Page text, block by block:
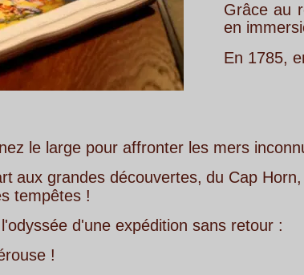
Grâce
réalisme des
en immersion vous fera
En 1785, embarquez
affronter les mers inconnues.
découvertes, du Cap Horn, à l'Alaska,
expédition sans retour :